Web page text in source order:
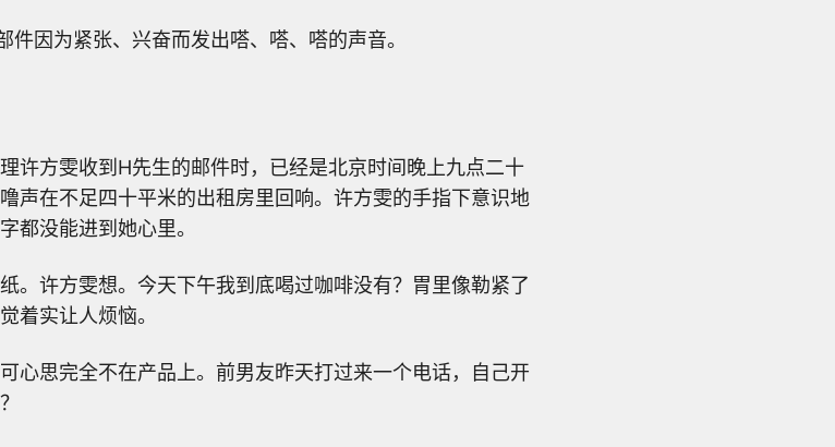
因为紧张、兴奋而发出嗒、嗒、嗒的声音。
许方雯收到H先生的邮件时，已经是北京时间晚上九点二十
声在不足四十平米的出租房里回响。许方雯的手指下意识地
都没能进到她心里。
。许方雯想。今天下午我到底喝过咖啡没有？胃里像勒紧了
着实让人烦恼。
心思完全不在产品上。前男友昨天打过来一个电话，自己开